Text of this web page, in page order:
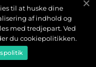
til at huske dine
af indhold og
med tredjepart. Ved
du cookiepolitikken.